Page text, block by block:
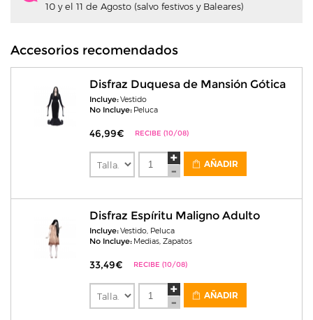
10 y el 11 de Agosto (salvo festivos y Baleares)
Accesorios recomendados
Disfraz Duquesa de Mansión Gótica
Incluye:Vestido
No Incluye: Peluca
46,99€ RECIBE (10/08)
AÑADIR
Disfraz Espíritu Maligno Adulto
Incluye:Vestido, Peluca
No Incluye: Medias, Zapatos
33,49€ RECIBE (10/08)
AÑADIR